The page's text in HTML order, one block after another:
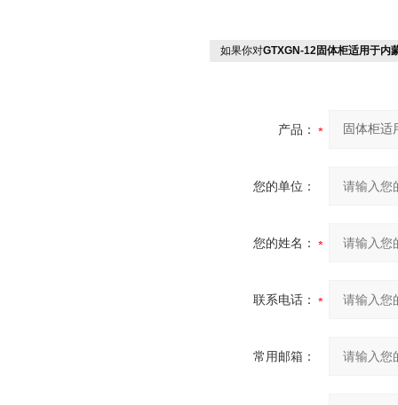
如果你对GTXGN-12固体柜适用于内
产品：
您的单位：
您的姓名：
联系电话：
常用邮箱：